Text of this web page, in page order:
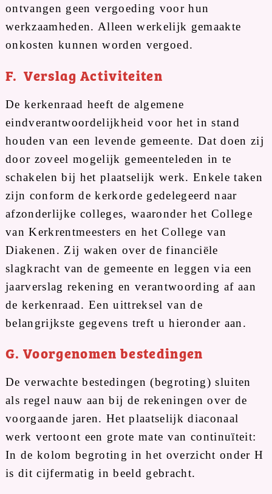
ontvangen geen vergoeding voor hun
werkzaamheden. Alleen werkelijk gemaakte
onkosten kunnen worden vergoed.
F. Verslag Activiteiten
De kerkenraad heeft de algemene
eindverantwoordelijkheid voor het in stand
houden van een levende gemeente. Dat doen zij
door zoveel mogelijk gemeenteleden in te
schakelen bij het plaatselijk werk. Enkele taken
zijn conform de kerkorde gedelegeerd naar
afzonderlijke colleges, waaronder het College
van Kerkrentmeesters en het College van
Diakenen. Zij waken over de financiële
slagkracht van de gemeente en leggen via een
jaarverslag rekening en verantwoording af aan
de kerkenraad. Een uittreksel van de
belangrijkste gegevens treft u hieronder aan.
G. Voorgenomen bestedingen
De verwachte bestedingen (begroting) sluiten
als regel nauw aan bij de rekeningen over de
voorgaande jaren. Het plaatselijk diaconaal
werk vertoont een grote mate van continuïteit:
In de kolom begroting in het overzicht onder H
is dit cijfermatig in beeld gebracht.